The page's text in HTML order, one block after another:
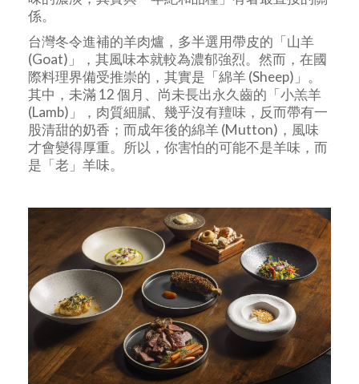
係。
台灣冬令進補的羊肉爐，多半選用帶皮的「山羊
(Goat)」，其風味本就較為濃郁強烈。然而，在國
際料理界備受推崇的，其實是「綿羊 (Sheep)」。
其中，未滿 12 個月、尚未長出永久齒的「小羔羊
(Lamb)」，肉質細膩、幾乎沒有羶味，反而帶有一
股清甜的奶香；而成年後的綿羊 (Mutton)，風味
才會變得厚重。所以，你害怕的可能不是羊味，而
是「老」羊味。